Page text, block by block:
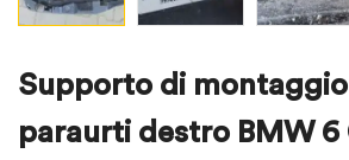
Supporto di montaggio
paraurti destro BMW 6